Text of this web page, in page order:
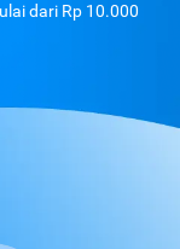
dari Rp 10.000